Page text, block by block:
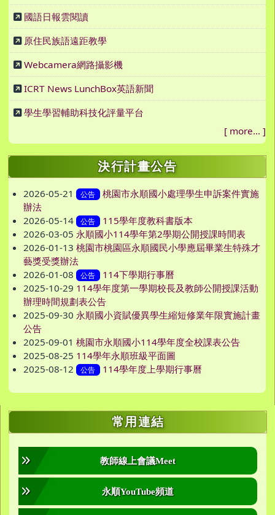
國語日報雲閱讀
原住民族語遠距教學
Webcamera網路攝影機
ICRT News LunchBox英語新聞
學生學習輔助科技化評量平台
[ more... ]
決行計畫公告
2026-05-21 公告
桃園市永順國小處理學生申訴案件實施
辦法
2026-05-14
公告
115學年度教科書版本
2026-03-05 永順國小114學年第2學期公開授課時間表
2026-01-13 桃園市桃園區永順國民小學應屆畢業生特殊才
藝獎受獎辦法
2026-01-08
公告
114下學期行事曆
2025-10-29 114學年度第一學期校長及教師公開授課活動
辦理時間規劃表公告
2025-09-30 永順國小資賦優異學生縮短修業年限實施計畫
公告
2025-09-01 桃園市永順國小114學年度全校課表公告
2025-08-25 114學年永順班級平面圖
2025-08-12
公告 114學年度上學期行事曆
右邊區域內容 常用連結
教師線上會議Meet
永順YouTube頻道